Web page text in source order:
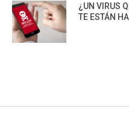
¿UN VIRUS
TE ESTÁN